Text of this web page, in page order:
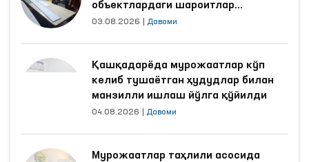
объектлардаги шароитлар
яхшиланди
03.08.2026 Давоми
Қашқадарёда мурожаатлар кўп
келиб тушаётган ҳудудлар билан
манзилли ишлаш йўлга қўйилди
04.08.2026 Давоми
Мурожаатлар таҳлили асосида